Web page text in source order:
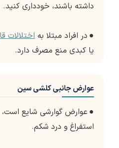
داشته باشند، خودداری کنید.
● در افراد مبتلا به اختلالات
یا کبدی منع مصرف دارد.
عوارض جانبی کلشی سین
●عوارض گوارشی شایع است،
استفراغ و درد شکم.